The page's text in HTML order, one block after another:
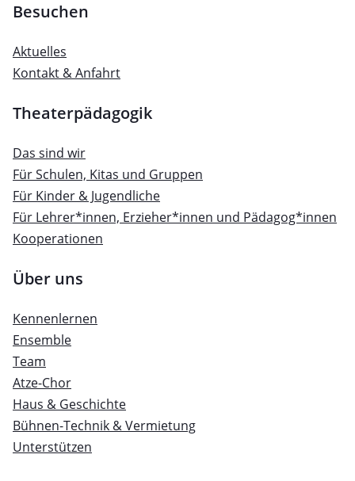
Besuchen
Aktuelles
Kontakt & Anfahrt
Theaterpädagogik
Das sind wir
Für Schulen, Kitas und Gruppen
Für Kinder & Jugendliche
Für Lehrer*innen, Erzieher*innen und Pädagog*innen
Kooperationen
Über uns
Kennenlernen
Ensemble
Team
Atze-Chor
Haus & Geschichte
Bühnen-Technik & Vermietung
Unterstützen